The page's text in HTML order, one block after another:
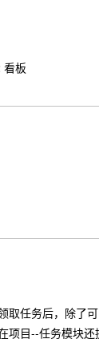
务后，除了可
项目--任务模块